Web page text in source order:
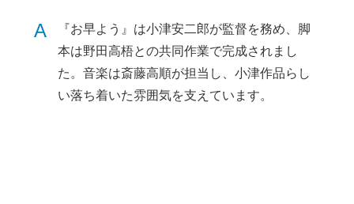
A
『お早よう』は小津安二郎が監督を務め、脚
本は野田高梧との共同作業で完成されまし
た。音楽は斎藤高順が担当し、小津作品らし
い落ち着いた雰囲気を支えています。